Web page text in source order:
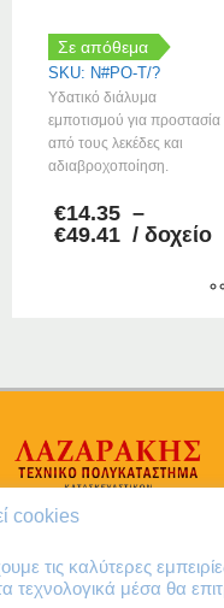
Σε απόθεμα
SKU: N#PO-T/?
Υδατικό διάλυμα
εμποτισμού για προστασία
από τους λεκέδες και
αδιαβροχοποίηση.
€14.35 –
€49.41 Price
/ δοχείο
πολλαπλές
παραλλαγές.
Οι
επιλογές
να
επιλεγούν
cookies
τις καλύτερες
τεχνολογικά μέσα θα